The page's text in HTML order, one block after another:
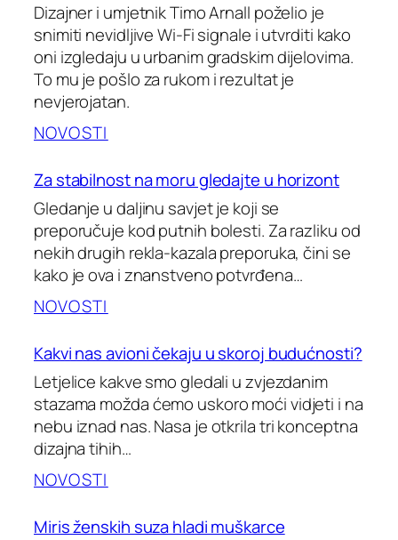
Dizajner i umjetnik Timo Arnall poželio je
snimiti nevidljive Wi-Fi signale i utvrditi kako
oni izgledaju u urbanim gradskim dijelovima.
To mu je pošlo za rukom i rezultat je
nevjerojatan.
NOVOSTI
Za stabilnost na moru gledajte u horizont
Gledanje u daljinu savjet je koji se
preporučuje kod putnih bolesti. Za razliku od
nekih drugih rekla-kazala preporuka, čini se
kako je ova i znanstveno potvrđena…
NOVOSTI
Kakvi nas avioni čekaju u skoroj budućnosti?
Letjelice kakve smo gledali u zvjezdanim
stazama možda ćemo uskoro moći vidjeti i na
nebu iznad nas. Nasa je otkrila tri konceptna
dizajna tihih…
NOVOSTI
Miris ženskih suza hladi muškarce